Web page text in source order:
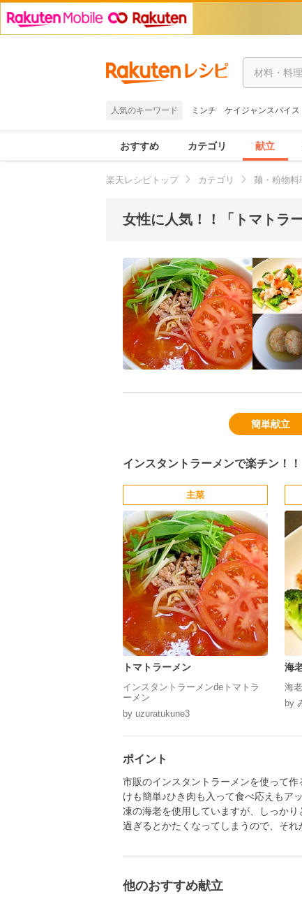
人気のキーワード ミンチ ケイジャンスパイス
おすすめ カテゴリ 献立
楽天レシピトップ カテゴリ 麺・粉物料
女性に人気！！「トマトラ
簡単献立
インスタントラーメンで楽チン！！
主菜
トマトラーメン
インスタントラーメンdeトマトラ
ーメン
by uzuratukune3
海
海
by
ポイント
市販のインスタントラーメンを使って
けも簡単♪ひき肉も入って食べ応えもア
凍の海老を使用していますが、しっか
過ぎるとかたくなってしまうので、そ
他のおすすめ献立